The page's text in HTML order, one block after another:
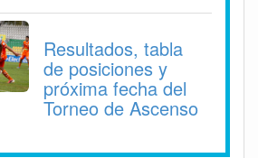
Resultados, tabla
de posiciones y
próxima fecha del
Torneo de Ascenso